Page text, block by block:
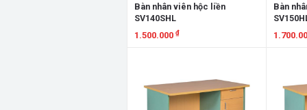
Bàn nhân viên hộc liền
SV140SHL
1.500.000 ₫
Bàn